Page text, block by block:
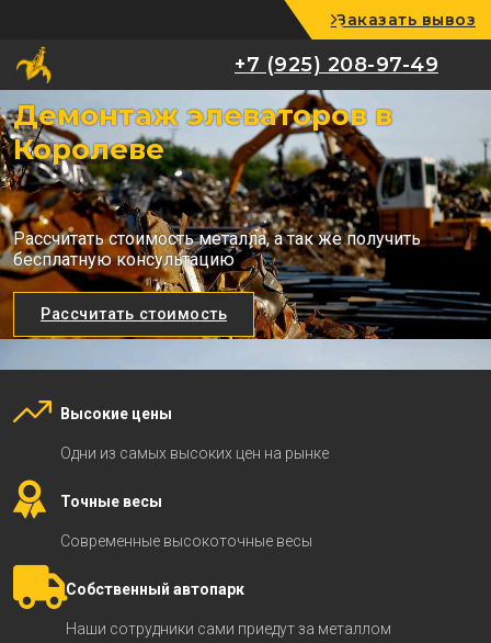
+7 (925) 208-97-49
Заказать вывоз
+7 (925) 208-97-49
Демонтаж элеваторов в
Королеве
Рассчитать стоимость металла, а так же получить
бесплатную консультацию
Рассчитать стоимость
Высокие цены
Одни из самых высоких цен на рынке
Точные весы
Современные высокоточные весы
Собственный автопарк
Наши сотрудники сами приедут за металлом